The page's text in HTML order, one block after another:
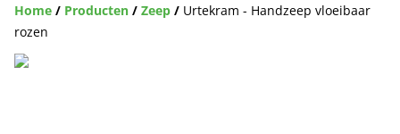
Home / Producten / Zeep / Urtekram - Handzeep vloeibaar
rozen